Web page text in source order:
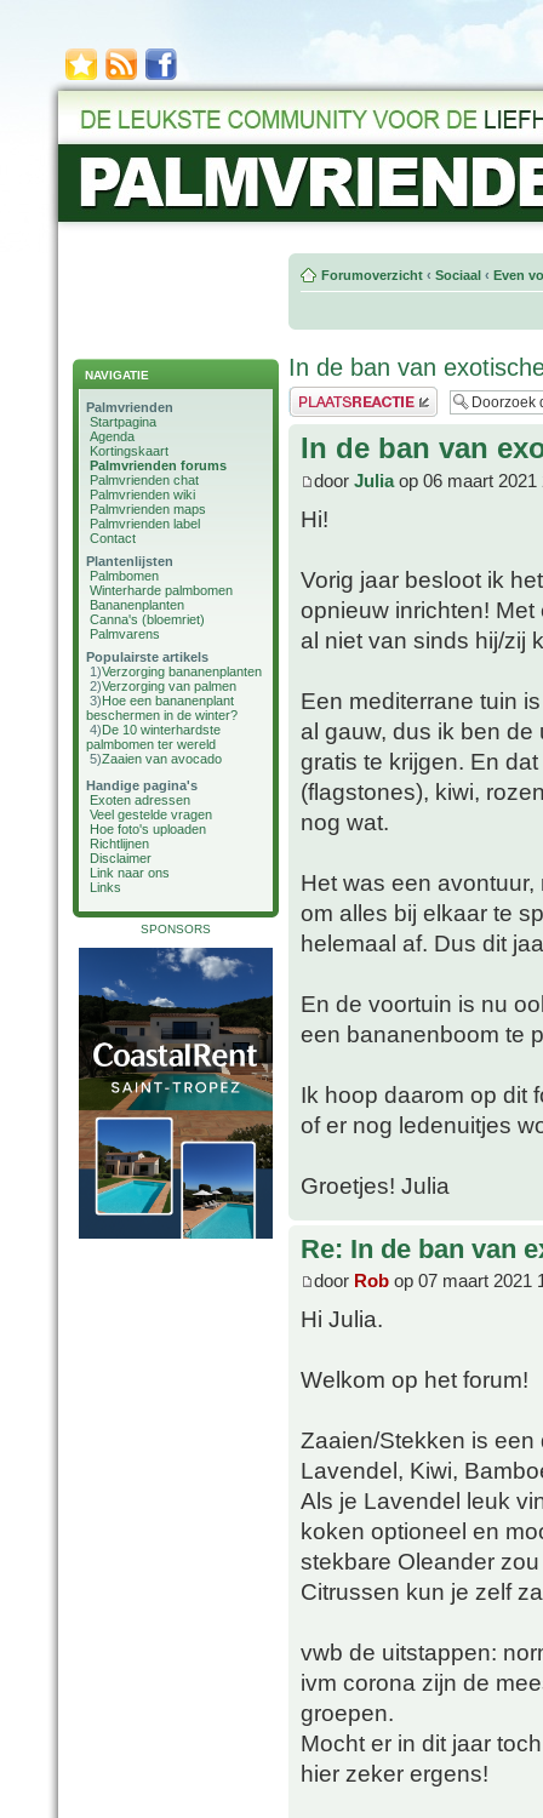
NAVIGATIE
Palmvrienden
Startpagina
Agenda
Kortingskaart
Palmvrienden forums
Palmvrienden chat
Palmvrienden wiki
Palmvrienden maps
Palmvrienden label
Contact
Plantenlijsten
Palmbomen
Winterharde palmbomen
Bananenplanten
Canna's (bloemriet)
Palmvarens
Populairste artikels
1)Verzorging bananenplanten
2)Verzorging van palmen
3)Hoe een bananenplant
beschermen in de winter?
4)De 10 winterhardste
palmbomen ter wereld
5)Zaaien van avocado
Handige pagina's
Exoten adressen
Veel gestelde vragen
Hoe foto's uploaden
Richtlijnen
Disclaimer
Link naar ons
Links
SPONSORS
Forumoverzicht ‹ Sociaal ‹ Even
In de ban van
Plaats een reactie
In de ban van
door Juliaop 06 maart 2021
Hi!
Vorig jaar besloot ik
opnieuw inrichten!
al niet van sinds hij/zij
Een mediterrane tuin
al gauw, dus ik ben
gratis te krijgen. En
(flagstones), kiwi,
nog wat.
Het was een
om alles bij elkaar te
helemaal af. Dus dit
En de voortuin is nu
een bananenboom te
Ik hoop daarom op dit
of er nog ledenuitjes
Groetjes! Julia
Re: In de ban van
door Rob op 07 maart 2021
Hi Julia.
Welkom op het forum!
Zaaien/Stekken is een
Lavendel, Kiwi,
Als je Lavendel leuk
koken optioneel en
stekbare Oleander
Citrussen kun je zelf
vwb de uitstappen:
ivm corona zijn de
groepen.
Mocht er in dit jaar
hier zeker ergens!